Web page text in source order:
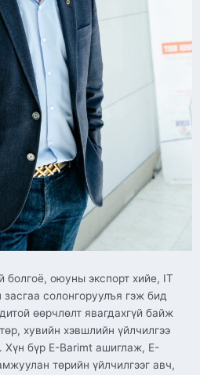
оюуны экспорт хийе, IT
солонгоруулъя гэж бид
өөрчлөлт явагдахгүй байж
хувийн хэвшлийн үйлчилгээ
бүр E-Barimt ашиглаж, E-
төрийн үйлчилгээг авч,